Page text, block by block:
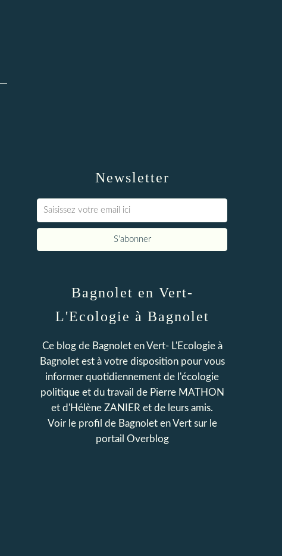
Newsletter
Bagnolet en Vert-
L'Ecologie à Bagnolet
Ce blog de Bagnolet en Vert- L'Ecologie à
Bagnolet est à votre disposition pour vous
informer quotidiennement de l'écologie
politique et du travail de Pierre MATHON
et d'Hélène ZANIER et de leurs amis.
Voir le profil de Bagnolet en Vertsur le
portail Overblog